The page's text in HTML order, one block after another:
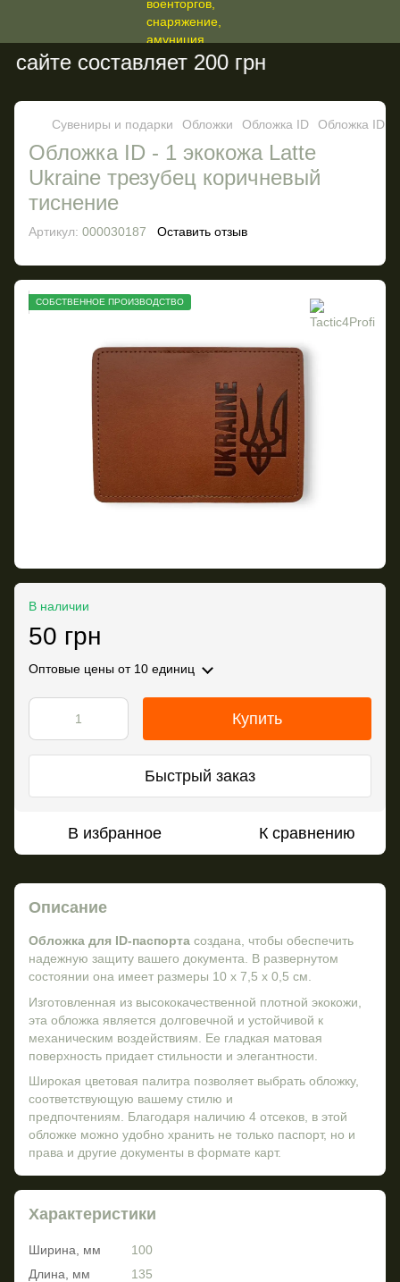
составляет 200 грн
Сувениры и подарки Обложки Обложка ID Обложка ID
Обложка ID - 1 экокожа Latte
Ukraine трезубец коричневый
тиснение
Артикул: 000030187 Оставить отзыв
СОБСТВЕННОЕ ПРОИЗВОДСТВО
В наличии
50 грн
Оптовые цены от 10 единиц
Купить
Быстрый заказ
В избранное К сравнению
Описание
Обложка для ID-паспорта создана, чтобы обеспечить
надежную защиту вашего документа. В развернутом
состоянии она имеет размеры 10 х 7,5 х 0,5 см.
Изготовленная из высококачественной плотной экокожи,
эта обложка является долговечной и устойчивой к
механическим воздействиям. Ее гладкая матовая
поверхность придает стильности и элегантности.
Широкая цветовая палитра позволяет выбрать обложку,
соответствующую вашему стилю и
предпочтениям. Благодаря наличию 4 отсеков, в этой
обложке можно удобно хранить не только паспорт, но и
права и другие документы в формате карт.
Характеристики
Ширина, мм
100
Длина, мм
135